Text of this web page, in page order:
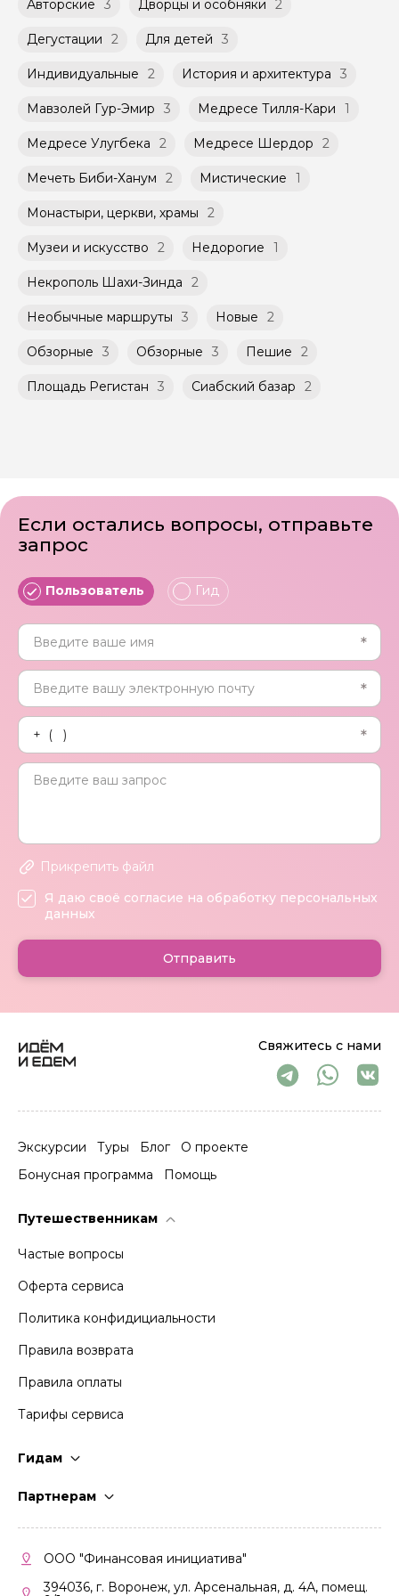
Оплата многодневного тура происходит
при наличии такой возможности,
заключенного между Организатором и
к Оферте Сервиса.
Способы оплаты на сайте: Картой
российского банка можно оплатить любую
расписанию, составленному гидом.
Помимо Вас, на групповой экскурсии могут
быть незнакомые для Вас люди.
Мини-группы проводятся на тех же
условиях, что и групповые, но с количество
не более 10 человек)
Авторские 3 Дворцы и особняки 2
Дегустации 2 Для детей 3
Индивидуальные 2 История и архитектура 3
Мавзолей Гур-Эмир 3 Медресе Тилля-Кари 1
Медресе Улугбека 2 Медресе Шердор 2
Мечеть Биби-Ханум 2 Мистические 1
Монастыри, церкви, храмы 2
Музеи и искусство 2 Недорогие 1
Некрополь Шахи-Зинда 2
Необычные маршруты 3 Новые 2
Обзорные 3 Обзорные 3 Пешие 2
Площадь Регистан 3 Сиабский базар 2
Свяжитесь с нами
Экскурсии Туры Блог
О проекте
Бонусная программа
Помощь
Путешественникам
Частые вопросы
Оферта сервиса
Политика конфидициальности
Правила возврата
Правила оплаты
Тарифы сервиса
Гидам
Партнерам
Кабинет партнера
Правила участия
ООО "Финансовая инициатива"
394036, г. Воронеж, ул. Арсенальная, д. 4А, помещ.
Если остались вопросы, отправьте
запрос
Пользователь Гид
Прикрепить файл
Я даю своё согласие на обработку персональных
данных
Отправить